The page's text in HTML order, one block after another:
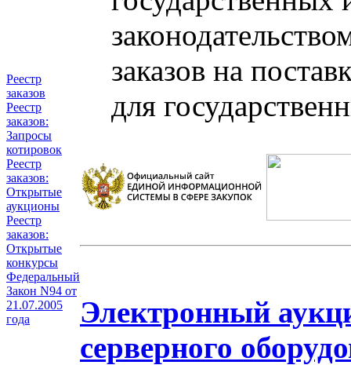
Реестр
заказов
Реестр
заказов:
Запросы
котировок
Реестр
заказов:
Открытые
аукционы
Реестр
заказов:
Открытые
конкурсы
Федеральный
Закон N94 от
21.07.2005
года
заказов на
для
Электронный
серверного